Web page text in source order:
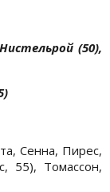
(50),
Сенна, Пирес,
55), Томассон,